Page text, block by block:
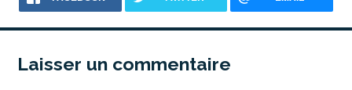
Laisser un commentaire